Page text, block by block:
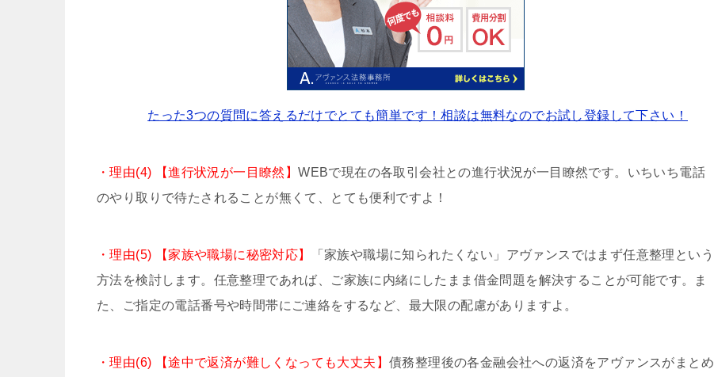
たった3つの質問に答えるだけでとても簡単です！相談は無料なのでお試し登録して下さい！
・理由(4) 【進行状況が一目瞭然】WEBで現在の各取引会社との進行状況が一目瞭然です。いちいち電話
のやり取りで待たされることが無くて、とても便利ですよ！
・理由(5) 【家族や職場に秘密対応】
「家族や職場に知られたくない」アヴァンスではまず任意整理という
方法を検討します。任意整理であれば、ご家族に内緒にしたまま借金問題を解決することが可能です。ま
た、ご指定の電話番号や時間帯にご連絡をするなど、最大限の配慮がありますよ。
・理由(6) 【途中で返済が難しくなっても大丈夫】 債務整理後の各金融会社への返済をアヴァンスがまとめ